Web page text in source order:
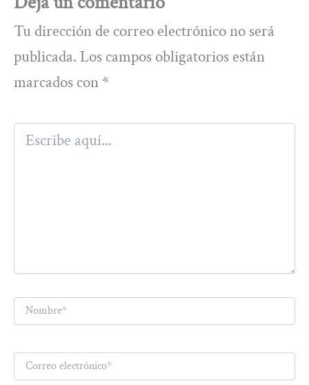
Tu dirección de correo electrónico no será
publicada. Los campos obligatorios están
marcados con *
Escribe
aquí...
Nombre*
Correo
electrónico*